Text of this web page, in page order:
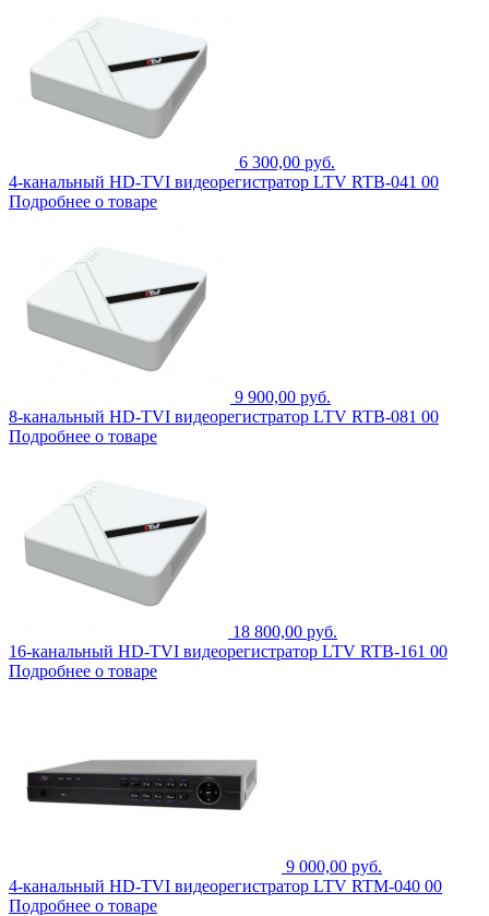
6 300,00 руб.
4-канальный HD-TVI видеорегистратор LTV RTB-041 00
Подробнее о товаре
9 900,00 руб.
8-канальный HD-TVI видеорегистратор LTV RTB-081 00
Подробнее о товаре
18 800,00 руб.
16-канальный HD-TVI видеорегистратор LTV RTB-161 00
Подробнее о товаре
9 000,00 руб.
4-канальный HD-TVI видеорегистратор LTV RTM-040 00
Подробнее о товаре